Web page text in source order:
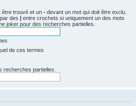
être trouvé et un - devant un mot qui doit être exclu.
des | entre crochets si uniquement un des mots
joker pour des recherches partielles.
de ces termes
recherches partielles.